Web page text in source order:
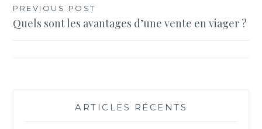
Navigation
de
PREVIOUS POST
Quels sont les avantages d’une vente en viager ?
ARTICLES RÉCENTS